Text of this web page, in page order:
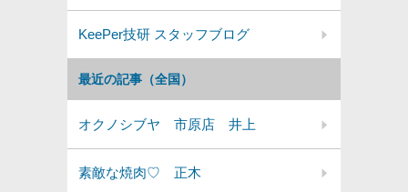
最近の記事（全国）
オクノシブヤ 市原店 井上
素敵な焼肉♡ 正木
KeePer技研 スタッフブログ